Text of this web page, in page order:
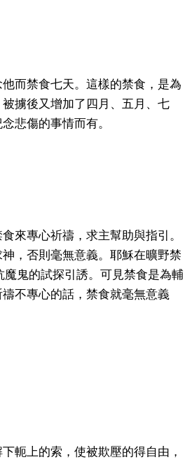
而禁食七天。這樣的禁食，是為
擄後又增加了四月、五月、七
悲傷的事情而有。
來專心祈禱，求主幫助與指引。
，否則毫無意義。耶穌在曠野禁
鬼的試探引誘。可見禁食是為輔
不專心的話，禁食就毫無意義
軛上的索，使被欺壓的得自由，